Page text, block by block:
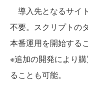
導入先となるサイ
不要。スクリプトの
本番運用を開始する
※追加の開発により
ることも可能。